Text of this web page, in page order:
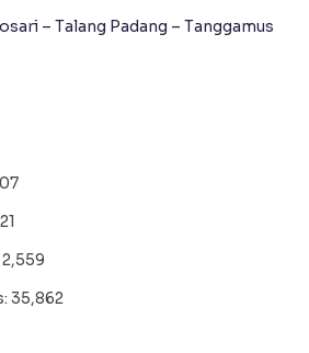
– Talang Padang – Tanggamus
2,559
35,862